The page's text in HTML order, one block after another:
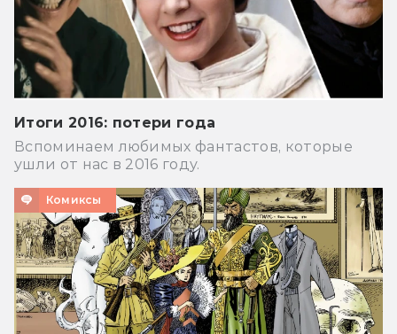
Итоги 2016: потери года
Вспоминаем любимых фантастов, которые
ушли от нас в 2016 году.
Комиксы